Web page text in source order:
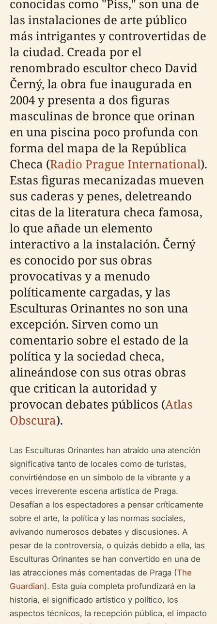
conocidas como "Piss," son una de
las instalaciones de arte público
más intrigantes y controvertidas de
la ciudad. Creada por el
renombrado escultor checo David
Černý, la obra fue inaugurada en
2004 y presenta a dos figuras
masculinas de bronce que orinan
en una piscina poco profunda con
forma del mapa de la República
Checa (Radio Prague International).
Estas figuras mecanizadas mueven
sus caderas y penes, deletreando
citas de la literatura checa famosa,
lo que añade un elemento
interactivo a la instalación. Černý
es conocido por sus obras
provocativas y a menudo
políticamente cargadas, y las
Esculturas Orinantes no son una
excepción. Sirven como un
comentario sobre el estado de la
política y la sociedad checa,
alineándose con sus otras obras
que critican la autoridad y
provocan debates públicos (Atlas
Obscura).
Las Esculturas Orinantes han atraído una atención
significativa tanto de locales como de turistas,
convirtiéndose en un símbolo de la vibrante y a
veces irreverente escena artística de Praga.
Desafían a los espectadores a pensar críticamente
sobre el arte, la política y las normas sociales,
avivando numerosos debates y discusiones. A
pesar de la controversia, o quizás debido a ella, las
Esculturas Orinantes se han convertido en una de
las atracciones más comentadas de Praga (The
Guardian). Esta guía completa profundizará en la
historia, el significado artístico y político, los
aspectos técnicos, la recepción pública, el impacto